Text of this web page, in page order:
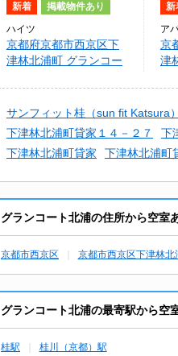
新着 掲載物件あり
ハイツ
京都府京都市西京区下
津林北浦町 グランコー
新
ア
京
津
サンフィット桂（sun fit Katsura）
下津林北浦町貸家１４－２７
下
下津林北浦町貸家
下津林北浦町
グランコート北浦の住所から空室
京都市西京区 京都市西京区下津林北
グランコート北浦の最寄駅から空
桂駅 桂川（京都）駅